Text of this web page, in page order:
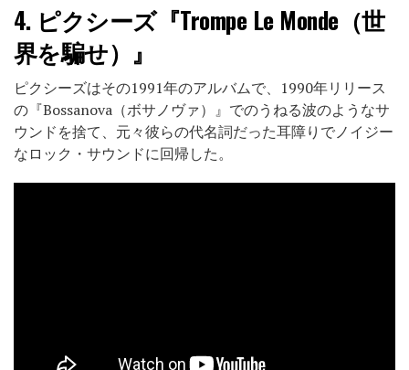
4. ピクシーズ『Trompe Le Monde（世
界を騙せ）』
ピクシーズはその1991年のアルバムで、1990年リリース
の『Bossanova（ボサノヴァ）』でのうねる波のようなサ
ウンドを捨て、元々彼らの代名詞だった耳障りでノイジー
なロック・サウンドに回帰した。